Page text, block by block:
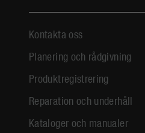
Kontakta oss
Planering och rådgivning
Produktregistrering
Reparation och underhåll
Kataloger och manualer